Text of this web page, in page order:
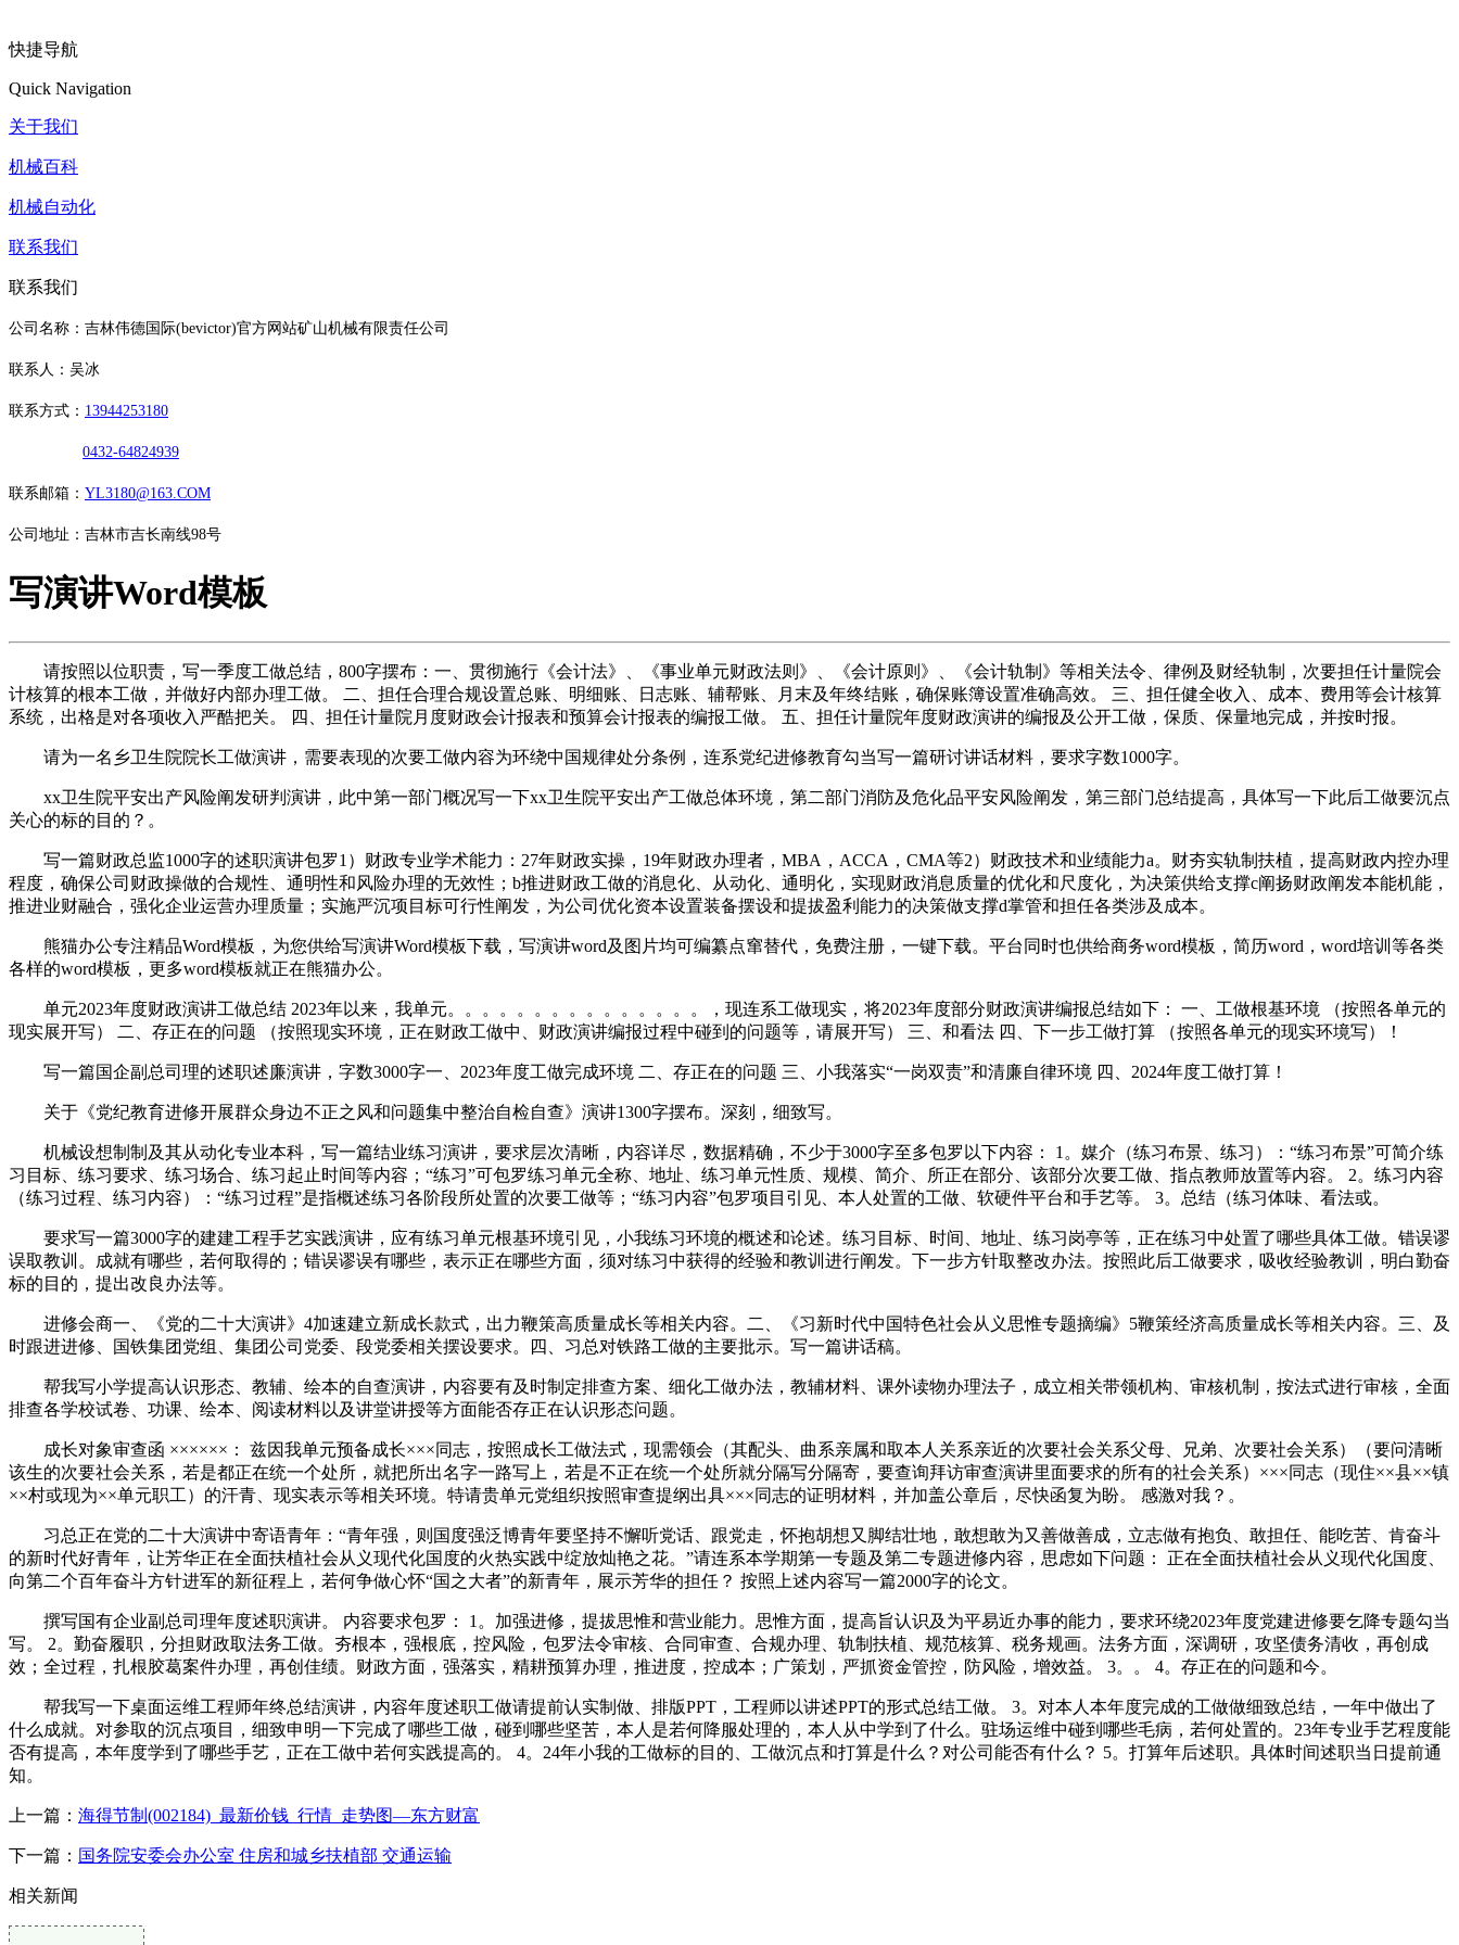
快捷导航
Quick Navigation
关于我们
机械百科
机械自动化
联系我们
联系我们
公司名称：吉林伟德国际(bevictor)官方网站矿山机械有限责任公司
联系人：吴冰
联系方式： 13944253180
0432-64824939
联系邮箱： YL3180@163.COM
公司地址：吉林市吉长南线98号
写演讲Word模板
请按照以位职责，写一季度工做总结，800字摆布：一、贯彻施行《会计法》、《事业单元财政法则》、《会计原则》、《会计轨制》等相关法令、律例及财经轨制，次要担任计量院会
计核算的根本工做，并做好内部办理工做。 二、担任合理合规设置总账、明细账、日志账、辅帮账、月末及年终结账，确保账簿设置准确高效。 三、担任健全收入、成本、费用等会计核算
系统，出格是对各项收入严酷把关。 四、担任计量院月度财政会计报表和预算会计报表的编报工做。 五、担任计量院年度财政演讲的编报及公开工做，保质、保量地完成，并按时报。
请为一名乡卫生院院长工做演讲，需要表现的次要工做内容为环绕中国规律处分条例，连系党纪进修教育勾当写一篇研讨讲话材料，要求字数1000字。
xx卫生院平安出产风险阐发研判演讲，此中第一部门概况写一下xx卫生院平安出产工做总体环境，第二部门消防及危化品平安风险阐发，第三部门总结提高，具体写一下此后工做要沉点
关心的标的目的？。
写一篇财政总监1000字的述职演讲包罗1）财政专业学术能力：27年财政实操，19年财政办理者，MBA，ACCA，CMA等2）财政技术和业绩能力a。财夯实轨制扶植，提高财政内控办理
程度，确保公司财政操做的合规性、通明性和风险办理的无效性；b推进财政工做的消息化、从动化、通明化，实现财政消息质量的优化和尺度化，为决策供给支撑c阐扬财政阐发本能机能，
推进业财融合，强化企业运营办理质量；实施严沉项目标可行性阐发，为公司优化资本设置装备摆设和提拔盈利能力的决策做支撑d掌管和担任各类涉及成本。
熊猫办公专注精品Word模板，为您供给写演讲Word模板下载，写演讲word及图片均可编纂点窜替代，免费注册，一键下载。平台同时也供给商务word模板，简历word，word培训等各类
各样的word模板，更多word模板就正在熊猫办公。
单元2023年度财政演讲工做总结 2023年以来，我单元。。。。。。。。。。。。。。。，现连系工做现实，将2023年度部分财政演讲编报总结如下： 一、工做根基环境 （按照各单元的
现实展开写） 二、存正在的问题 （按照现实环境，正在财政工做中、财政演讲编报过程中碰到的问题等，请展开写） 三、和看法 四、下一步工做打算 （按照各单元的现实环境写）！
写一篇国企副总司理的述职述廉演讲，字数3000字一、2023年度工做完成环境 二、存正在的问题 三、小我落实“一岗双责”和清廉自律环境 四、2024年度工做打算！
关于《党纪教育进修开展群众身边不正之风和问题集中整治自检自查》演讲1300字摆布。深刻，细致写。
机械设想制制及其从动化专业本科，写一篇结业练习演讲，要求层次清晰，内容详尽，数据精确，不少于3000字至多包罗以下内容： 1。媒介（练习布景、练习）：“练习布景”可简介练
习目标、练习要求、练习场合、练习起止时间等内容；“练习”可包罗练习单元全称、地址、练习单元性质、规模、简介、所正在部分、该部分次要工做、指点教师放置等内容。 2。练习内容
（练习过程、练习内容）：“练习过程”是指概述练习各阶段所处置的次要工做等；“练习内容”包罗项目引见、本人处置的工做、软硬件平台和手艺等。 3。总结（练习体味、看法或。
要求写一篇3000字的建建工程手艺实践演讲，应有练习单元根基环境引见，小我练习环境的概述和论述。练习目标、时间、地址、练习岗亭等，正在练习中处置了哪些具体工做。错误谬
误取教训。成就有哪些，若何取得的；错误谬误有哪些，表示正在哪些方面，须对练习中获得的经验和教训进行阐发。下一步方针取整改办法。按照此后工做要求，吸收经验教训，明白勤奋
标的目的，提出改良办法等。
进修会商一、《党的二十大演讲》4加速建立新成长款式，出力鞭策高质量成长等相关内容。二、《习新时代中国特色社会从义思惟专题摘编》5鞭策经济高质量成长等相关内容。三、及
时跟进进修、国铁集团党组、集团公司党委、段党委相关摆设要求。四、习总对铁路工做的主要批示。写一篇讲话稿。
帮我写小学提高认识形态、教辅、绘本的自查演讲，内容要有及时制定排查方案、细化工做办法，教辅材料、课外读物办理法子，成立相关带领机构、审核机制，按法式进行审核，全面
排查各学校试卷、功课、绘本、阅读材料以及讲堂讲授等方面能否存正在认识形态问题。
成长对象审查函 ××××××： 兹因我单元预备成长×××同志，按照成长工做法式，现需领会（其配头、曲系亲属和取本人关系亲近的次要社会关系父母、兄弟、次要社会关系）（要问清晰
该生的次要社会关系，若是都正在统一个处所，就把所出名字一路写上，若是不正在统一个处所就分隔写分隔寄，要查询拜访审查演讲里面要求的所有的社会关系）×××同志（现住××县××镇
××村或现为××单元职工）的汗青、现实表示等相关环境。特请贵单元党组织按照审查提纲出具×××同志的证明材料，并加盖公章后，尽快函复为盼。 感激对我？。
习总正在党的二十大演讲中寄语青年：“青年强，则国度强泛博青年要坚持不懈听党话、跟党走，怀抱胡想又脚结壮地，敢想敢为又善做善成，立志做有抱负、敢担任、能吃苦、肯奋斗
的新时代好青年，让芳华正在全面扶植社会从义现代化国度的火热实践中绽放灿艳之花。”请连系本学期第一专题及第二专题进修内容，思虑如下问题： 正在全面扶植社会从义现代化国度、
向第二个百年奋斗方针进军的新征程上，若何争做心怀“国之大者”的新青年，展示芳华的担任？ 按照上述内容写一篇2000字的论文。
撰写国有企业副总司理年度述职演讲。 内容要求包罗： 1。加强进修，提拔思惟和营业能力。思惟方面，提高旨认识及为平易近办事的能力，要求环绕2023年度党建进修要乞降专题勾当
写。 2。勤奋履职，分担财政取法务工做。夯根本，强根底，控风险，包罗法令审核、合同审查、合规办理、轨制扶植、规范核算、税务规画。法务方面，深调研，攻坚债务清收，再创成
效；全过程，扎根胶葛案件办理，再创佳绩。财政方面，强落实，精耕预算办理，推进度，控成本；广策划，严抓资金管控，防风险，增效益。 3。。 4。存正在的问题和今。
帮我写一下桌面运维工程师年终总结演讲，内容年度述职工做请提前认实制做、排版PPT，工程师以讲述PPT的形式总结工做。 3。对本人本年度完成的工做做细致总结，一年中做出了
什么成就。对参取的沉点项目，细致申明一下完成了哪些工做，碰到哪些坚苦，本人是若何降服处理的，本人从中学到了什么。驻场运维中碰到哪些毛病，若何处置的。23年专业手艺程度能
否有提高，本年度学到了哪些手艺，正在工做中若何实践提高的。 4。24年小我的工做标的目的、工做沉点和打算是什么？对公司能否有什么？ 5。打算年后述职。具体时间述职当日提前通
知。
上一篇： 海得节制(002184)_最新价钱_行情_走势图—东方财富
下一篇： 国务院安委会办公室 住房和城乡扶植部 交通运输
相关新闻